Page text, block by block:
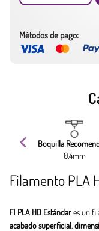
Métodos de pago:
Boquilla
0,4mm
Filamento PLA
El PLA HD Estándares un
acabado superficial